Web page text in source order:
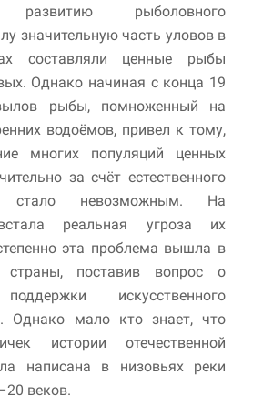
развитию рыболовного
значительную часть уловов в
составляли ценные рыбы
Однако начиная с конца 19
рыбы, помноженный на
водоёмов, привел к тому,
многих популяций ценных
за счёт естественного
стало невозможным. На
реальная угроза их
эта проблема вышла в
страны, поставив вопрос о
искусственного
Однако мало кто знает, что
истории отечественной
написана в низовьях реки
веков.
используется.
Пользовательский
опыт
Для обеспечения
максимально
эффективной работы
нашего сайта во
время вашего
использования этих
файлов cookie
приведет к
исчезновению
некоторых функций
сайта.
Маркетинг
Делясь своими